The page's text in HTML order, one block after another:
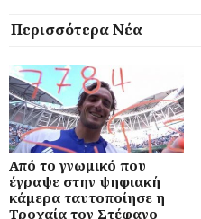
Περισσότερα Νέα
Από το γνωμικό που
έγραψε στην ψηφιακή
κάμερα ταυτοποίησε η
Τροχαία τον Στέφανο